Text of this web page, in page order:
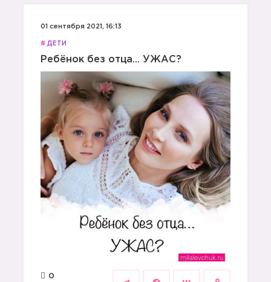
01 сентября 2021, 16:13
# ДЕТИ
Ребёнок без отца... УЖАС?
0